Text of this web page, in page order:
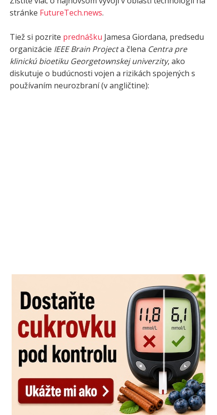
stránke FutureTech.news.
Tiež si pozrite prednášku Jamesa Giordana, predsedu
organizácie IEEE Brain Projecta člena Centra pre
klinickú bioetiku Georgetownskej univerzity, ako
diskutuje o budúcnosti vojen a rizikách spojených s
používaním neurozbraní (v angličtine):